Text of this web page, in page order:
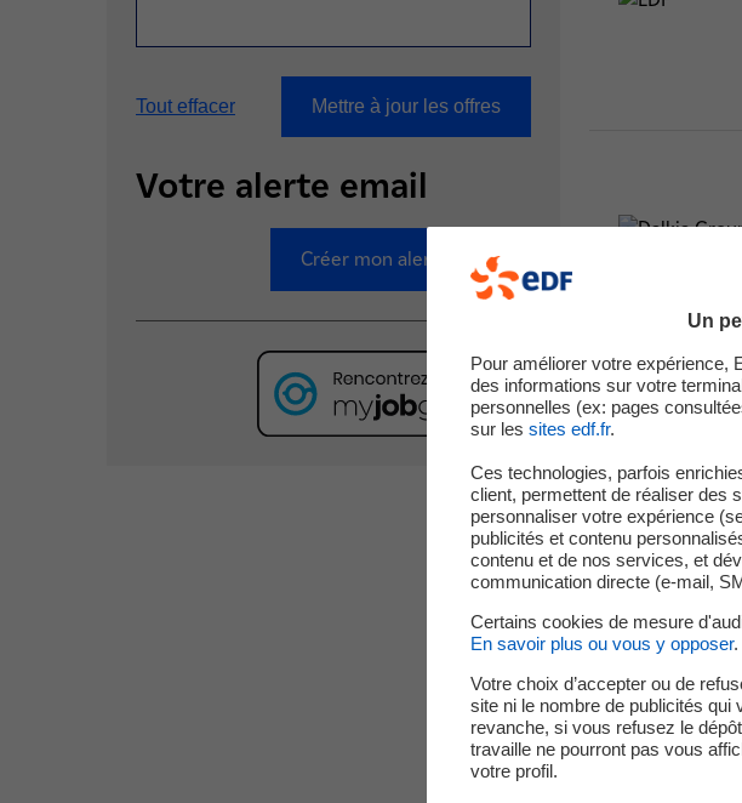
Votre alerte email
Créer mon alerte email
Un
Pour améliorer votre expérience,
des informations sur votre
personnelles (ex: pages
sur les sites edf.fr.
Ces technologies, parfois
client, permettent de réaliser des
personnaliser votre expérience
publicités et contenu
contenu et de nos services, et
communication directe (e-mail,
Certains cookies de mesure
En savoir plus ou vous y opposer.
Votre choix d’accepter ou de
site ni le nombre de publicités qui
revanche, si vous refusez le
travaille ne pourront pas vous
votre profil.